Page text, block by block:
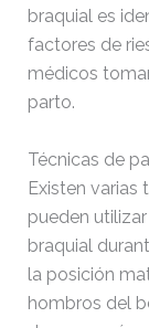
braquial es
factores de
médicos
parto.
Técnicas de
Existen varias
pueden
braquial
la posición
hombros del